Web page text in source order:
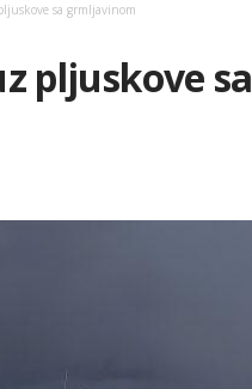
sa grmljavinom
pljuskove sa